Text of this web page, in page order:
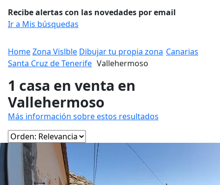
Recibe alertas con las novedades por email
Ir a Mis búsquedas
HomeZona Vislble Dibujar tu propia zona Canarias
Santa Cruz de Tenerife Vallehermoso
1 casa en venta en
Vallehermoso
Más información sobre estos resultados